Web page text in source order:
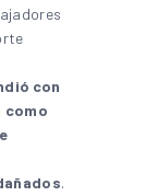
con
como
.